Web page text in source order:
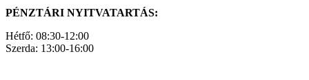
PÉNZTÁRI NYITVATARTÁS:
Hétfő: 08:30-12:00
Szerda: 13:00-16:00